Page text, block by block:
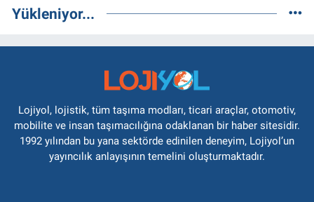
Yükleniyor...
Lojiyol, lojistik, tüm taşıma modları, ticari araçlar, otomotiv,
mobilite ve insan taşımacılığına odaklanan bir haber sitesidir.
1992 yılından bu yana sektörde edinilen deneyim, Lojiyol’un
yayıncılık anlayışının temelini oluşturmaktadır.